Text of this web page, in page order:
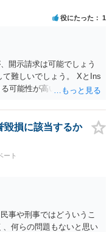
役にたった 1
開示請求は可能でしょう
難しいでしょう。 XとIns
可能性が高いでしょう。
ている場合、今から進め
。 相手を特定できた場
とは可能でしょうか？ →
ことができるでしょう。
用が認められる場合と認
でしょう。
毀損に該当するか
ート
事や刑事ではどういうこ
何らの問題もないと思い